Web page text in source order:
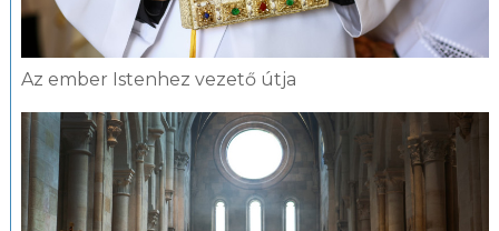
Az ember Istenhez vezető útja